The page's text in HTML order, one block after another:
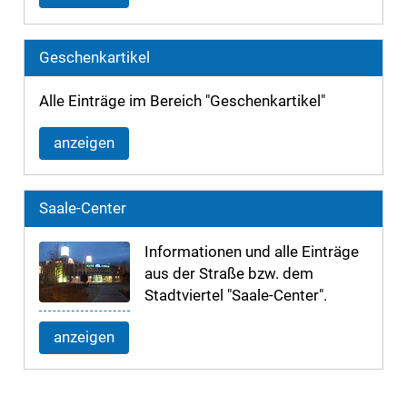
Geschenkartikel
Alle Einträge im Bereich "Geschenkartikel"
anzeigen
Saale-Center
Informationen und alle Einträge
aus der Straße bzw. dem
Stadtviertel "Saale-Center".
anzeigen